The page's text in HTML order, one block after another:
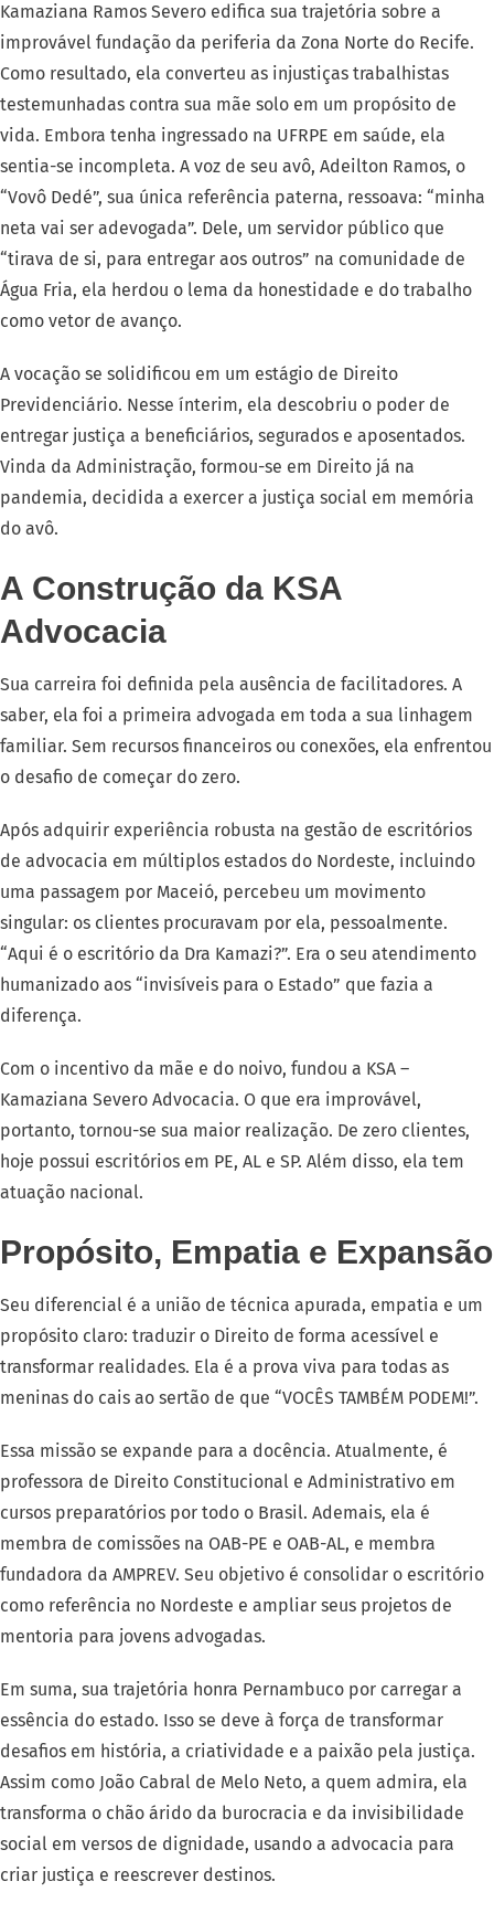
Kamaziana Ramos Severo edifica sua trajetória sobre a
improvável fundação da periferia da Zona Norte do Recife.
Como resultado, ela converteu as injustiças trabalhistas
testemunhadas contra sua mãe solo em um propósito de
vida. Embora tenha ingressado na UFRPE em saúde, ela
sentia-se incompleta. A voz de seu avô, Adeilton Ramos, o
“Vovô Dedé”, sua única referência paterna, ressoava: “minha
neta vai ser adevogada”. Dele, um servidor público que
“tirava de si, para entregar aos outros” na comunidade de
Água Fria, ela herdou o lema da honestidade e do trabalho
como vetor de avanço.
A vocação se solidificou em um estágio de Direito
Previdenciário. Nesse ínterim, ela descobriu o poder de
entregar justiça a beneficiários, segurados e aposentados.
Vinda da Administração, formou-se em Direito já na
pandemia, decidida a exercer a justiça social em memória
do avô.
A Construção da KSA
Advocacia
Sua carreira foi definida pela ausência de facilitadores. A
saber, ela foi a primeira advogada em toda a sua linhagem
familiar. Sem recursos financeiros ou conexões, ela enfrentou
o desafio de começar do zero.
Após adquirir experiência robusta na gestão de escritórios
de advocacia em múltiplos estados do Nordeste, incluindo
uma passagem por Maceió, percebeu um movimento
singular: os clientes procuravam por ela, pessoalmente.
“Aqui é o escritório da Dra Kamazi?”. Era o seu atendimento
humanizado aos “invisíveis para o Estado” que fazia a
diferença.
Com o incentivo da mãe e do noivo, fundou a KSA –
Kamaziana Severo Advocacia. O que era improvável,
portanto, tornou-se sua maior realização. De zero clientes,
hoje possui escritórios em PE, AL e SP. Além disso, ela tem
atuação nacional.
Propósito, Empatia e Expansão
Seu diferencial é a união de técnica apurada, empatia e um
propósito claro: traduzir o Direito de forma acessível e
transformar realidades. Ela é a prova viva para todas as
meninas do cais ao sertão de que “VOCÊS TAMBÉM PODEM!”.
Essa missão se expande para a docência. Atualmente, é
professora de Direito Constitucional e Administrativo em
cursos preparatórios por todo o Brasil. Ademais, ela é
membra de comissões na OAB-PE e OAB-AL, e membra
fundadora da AMPREV. Seu objetivo é consolidar o escritório
como referência no Nordeste e ampliar seus projetos de
mentoria para jovens advogadas.
Em suma, sua trajetória honra Pernambuco por carregar a
essência do estado. Isso se deve à força de transformar
desafios em história, a criatividade e a paixão pela justiça.
Assim como João Cabral de Melo Neto, a quem admira, ela
transforma o chão árido da burocracia e da invisibilidade
social em versos de dignidade, usando a advocacia para
criar justiça e reescrever destinos.